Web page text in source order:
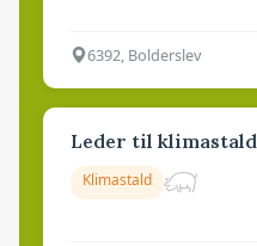
6392, Bolderslev
Leder til klimastald
Klimastald